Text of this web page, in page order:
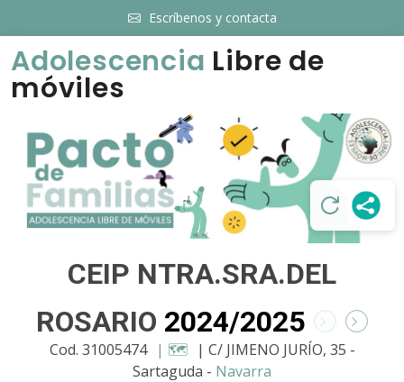
Escríbenos y contacta
Adolescencia Libre de
móviles
CEIP NTRA.SRA.DEL
ROSARIO 2024/2025
Cod. 31005474 | 🗺️ | C/ JIMENO JURÍO, 35 -
Sartaguda - Navarra